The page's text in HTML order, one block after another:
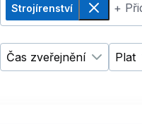
Strojírenství
Odebrat
+
Čas zveřejnění
Změnit
Plat